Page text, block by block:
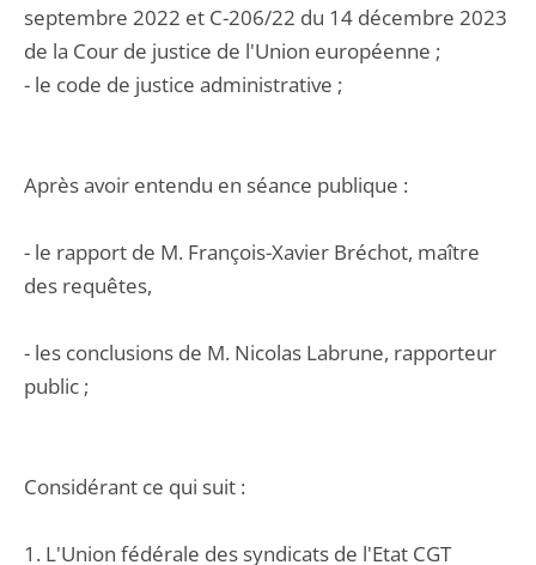
septembre 2022 et C-206/22 du 14 décembre 2023
de la Cour de justice de l'Union européenne ;
- le code de justice administrative ;
Après avoir entendu en séance publique :
- le rapport de M. François-Xavier Bréchot, maître
des requêtes,
- les conclusions de M. Nicolas Labrune, rapporteur
public ;
Considérant ce qui suit :
1. L'Union fédérale des syndicats de l'Etat CGT